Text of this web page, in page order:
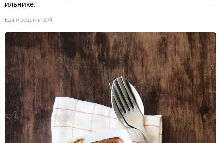
ильнике.
Еда и рецепты 294